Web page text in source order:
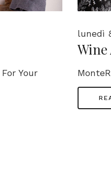
Your
lunedì